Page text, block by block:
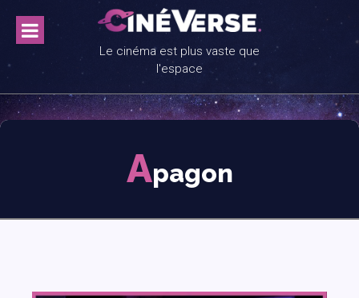
content
Le cinéma est plus vaste que
l'espace
Apagon